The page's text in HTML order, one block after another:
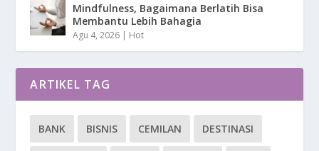
Mindfulness, Bagaimana Berlatih Bisa
Membantu Lebih Bahagia
Agu 4, 2026 | Hot
ARTIKEL TAG
BANK BISNIS CEMILAN DESTINASI